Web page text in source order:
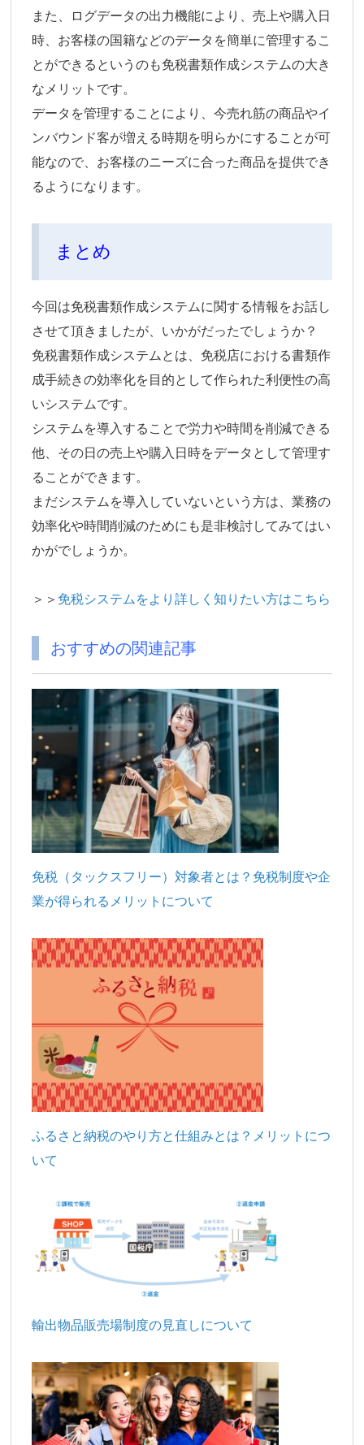
また、ログデータの出力機能により、売上や購入日
時、お客様の国籍などのデータを簡単に管理するこ
とができるというのも免税書類作成システムの大き
なメリットです。
データを管理することにより、今売れ筋の商品やイ
ンバウンド客が増える時期を明らかにすることが可
能なので、お客様のニーズに合った商品を提供でき
るようになります。
まとめ
今回は免税書類作成システムに関する情報をお話し
させて頂きましたが、いかがだったでしょうか？
免税書類作成システムとは、免税店における書類作
成手続きの効率化を目的として作られた利便性の高
いシステムです。
システムを導入することで労力や時間を削減できる
他、その日の売上や購入日時をデータとして管理す
ることができます。
まだシステムを導入していないという方は、業務の
効率化や時間削減のためにも是非検討してみてはい
かがでしょうか。
＞＞ 免税システムをより詳しく知りたい方はこちら
おすすめの関連記事
免税（タックスフリー）対象者とは？免税制度や企
業が得られるメリットについて
ふるさと納税のやり方と仕組みとは？メリットにつ
いて
輸出物品販売場制度の見直しについて